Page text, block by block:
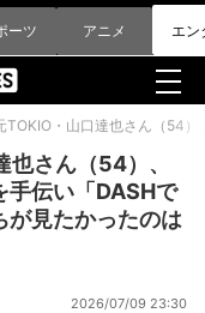
ーツ アニメ エン
TOKIO・山口達也さん（54
也さん（54）、
手伝い「DASHで
が見たかったのは
2026/07/09 23:30